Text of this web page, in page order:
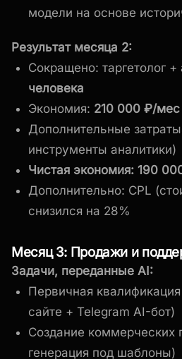
модели на основе
Результат месяца 2:
Сокращено: таргетолог +
человека
Экономия: 210 000 ₽/мес
Дополнительные
инструменты аналитики)
Чистая экономия: 190
Дополнительно: CPL
снизился на 28%
Месяц 3: Продажи и
Задачи, переданные AI:
Первичная
сайте + Telegram AI-бот)
Создание коммерческих
генерация под шаблоны)